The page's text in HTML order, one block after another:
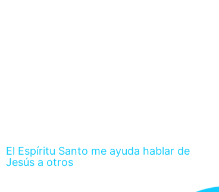
El Espíritu Santo me ayuda hablar de
Jesús a otros